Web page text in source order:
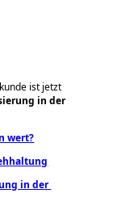
ist jetzt
in der
wert?
in der